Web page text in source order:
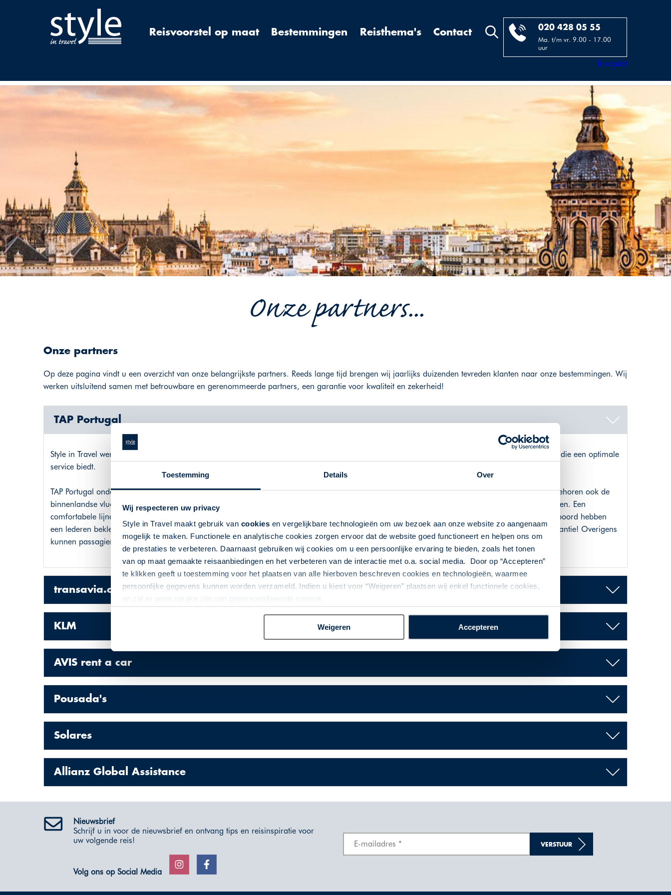
Toestemming Details Over
Wij respecteren uw privacy
Style in Travel maakt gebruik van cookies en vergelijkbare technologieën om uw bezoek aan onze website zo aangenaam
mogelijk te maken. Functionele en analytische cookies zorgen ervoor dat de website goed functioneert en helpen ons om
de prestaties te verbeteren. Daarnaast gebruiken wij cookies om u een persoonlijke ervaring te bieden, zoals het tonen
van op maat gemaakte reisaanbiedingen en het verbeteren van de interactie met o.a. social media. Door op “Accepteren”
te klikken geeft u toestemming voor het plaatsen van alle hierboven beschreven cookies en technologieën, waarmee
persoonlijke gegevens kunnen worden verzameld. Indien u kiest voor “Weigeren” plaatsen wij enkel functionele cookies,
en zal er geen sprake zijn van gepersonaliseerde content.
Weigeren Accepteren
020 428 05 55
Ma. t/m vr. 9.00 - 17.00
uur
Reisvoorstel op maat Bestemmingen Reisthema's Contact
Trustpilot
Onze partners...
Onze partners
Op deze pagina vindt u een overzicht van onze belangrijkste partners. Reeds lange tijd brengen wij jaarlijks duizenden tevreden klanten naar onze bestemmingen. Wij
werken uitsluitend samen met betrouwbare en gerenommeerde partners, een garantie voor kwaliteit en zekerheid!
TAP Portugal
Style in Travel werkt zeer nauw samen met de Portugese Nationale luchtvaartmaatschappij TAP Portugal. Een betrouwbare luchtvaartmaatschappij die een optimale
service biedt.
TAP Portugal onderhoudt wereldwijde verbindingen met diverse landen in Europa, Noord- en Zuid-Amerika en Azië. Tot het uitgebreide netwerk behoren ook de
binnenlandse vluchten naar de Azoren en Madeira. TAP Portugal biedt u dagelijks een verbinding vanaf Schiphol naar alle Portugese bestemmingen. Een
comfortabele lijndienst met vaststaande vertrek- en aankomsttijden. Aan boord maakt u al kennis met de Portugese gastvrijheid. De stoelen aan boord hebben
een lederen bekleding en...u heeft veel beenruimte! Wij kiezen voor kwaliteit die..... dus niet altijd duur hoeft te zijn! Een prima begin van uw vakantie! Overigens
kunnen passagiers vanaf 72 uur voor vertrek inchecken via internet www.flytap.com
transavia.com
KLM
AVIS rent a car
Pousada's
Solares
Allianz Global Assistance
Nieuwsbrief
Schrijf u in voor de nieuwsbrief en ontvang tips en reisinspiratie voor
uw volgende reis!
Volg ons op Social Media
VERSTUUR